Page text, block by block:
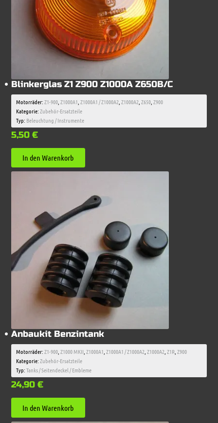
Blinkerglas Z1 Z900 Z1000A Z650B/C
Motorräder:Z1-900, Z1000A1 Z1000A1 / Z1000A2 Z1000A2 Z650, Z900
Kategorie:Zubehör-Ersatzteile
Typ: Beleuchtung / Instrumente
5,50 €
In den Warenkorb
Anbaukit Benzintank
Motorräder:Z1-900,Z1000 MKII,Z1000A1,Z1000A1 / Z1000A2,Z1000A2,Z1R,Z900
Kategorie:Zubehör-Ersatzteile
Typ:Tanks / Seitendeckel / Embleme
24,90 €
In den Warenkorb